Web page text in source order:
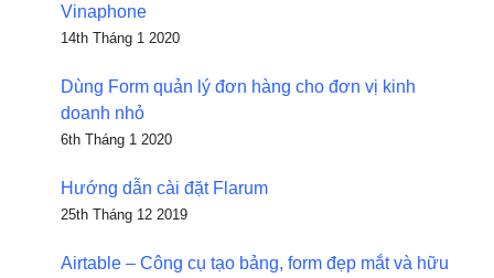
Vinaphone
14th Tháng 1 2020
Dùng Form quản lý đơn hàng cho đơn vị kinh
doanh nhỏ
6th Tháng 1 2020
Hướng dẫn cài đặt Flarum
25th Tháng 12 2019
Airtable – Công cụ tạo bảng, form đẹp mắt và hữu